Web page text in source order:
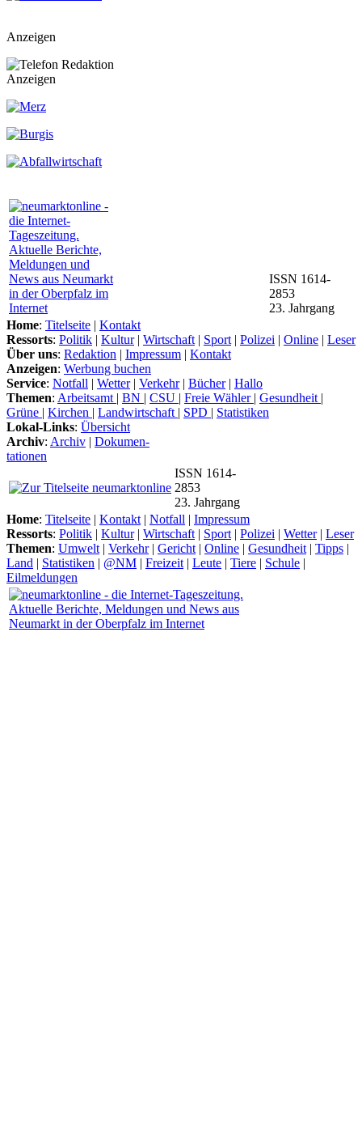
Anzeigen
Anzeigen
ISSN 1614-
2853
23. Jahrgang
Home: Titelseite | Kontakt
Ressorts: Politik | Kultur| Wirtschaft | Sport | Polizei | Online | Leser
Über uns: Redaktion | Impressum | Kontakt
Anzeigen: Werbung buchen
Service: Notfall | Wetter| Verkehr| Bücher| Hallo
Themen: Arbeitsamt | BN | CSU | Freie Wähler | Gesundheit |
Grüne | Kirchen | Landwirtschaft | SPD | Statistiken
Lokal-Links: Übersicht
Archiv: Archiv | Dokumen-
tationen
ISSN 1614-
2853
23. Jahrgang
Home: Titelseite | Kontakt | Notfall | Impressum
Ressorts: Politik | Kultur| Wirtschaft | Sport | Polizei | Wetter| Leser
Themen: Umwelt | Verkehr| Gericht | Online | Gesundheit | Tipps |
Land | Statistiken | @NM | Freizeit | Leute | Tiere | Schule |
Eilmeldungen